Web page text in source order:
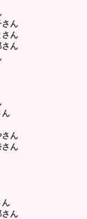
さん
さん
さん
ん
さん
ん
さん